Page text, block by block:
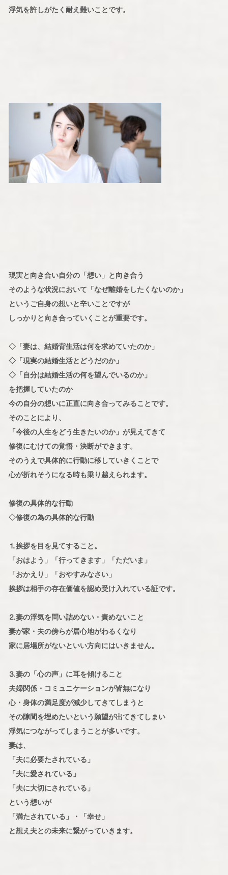
浮気を許しがたく耐え難いことです。
現実と向き合い自分の「想い」と向き合う
そのような状況において「なぜ離婚をしたくないのか」
というご自身の想いと辛いことですが
しっかりと向き合っていくことが重要です。
◇「妻は、結婚背生活は何を求めていたのか」
◇「現実の結婚生活とどうだのか」
◇「自分は結婚生活の何を望んでいるのか」
を把握していたのか
今の自分の想いに正直に向き合ってみることです。
そのことにより、
「今後の人生をどう生きたいのか」が見えてきて
修復にむけての覚悟・決断ができます。
そのうえで具体的に行動に移していきくことで
心が折れそうになる時も乗り越えられます。
修復の具体的な行動
◇修復の為の具体的な行動
⒈挨拶を目を見てすること。
「おはよう」「行ってきます」「ただいま」
「おかえり」「おやすみなさい」
挨拶は相手の存在価値を認め受け入れている証です。
⒉妻の浮気を問い詰めない・責めないこと
妻が家・夫の傍らが居心地がわるくなり
家に居場所がないといい方向にはいきません。
⒊妻の「心の声」に耳を傾けること
夫婦関係・コミュニケーションが皆無になり
心・身体の満足度が減少してきてしまうと
その隙間を埋めたいという願望が出てきてしまい
浮気につながってしまうことが多いです。
妻は、
「夫に必要たされている」
「夫に愛されている」
「夫に大切にされている」
という想いが
「満たされている」・「幸せ」
と想え夫との未来に繋がっていきます。